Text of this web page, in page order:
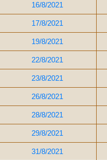
16/8/2021
17/8/2021
19/8/2021
22/8/2021
23/8/2021
26/8/2021
28/8/2021
29/8/2021
31/8/2021